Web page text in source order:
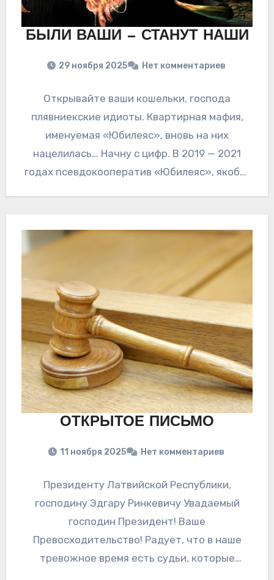
БЫЛИ ВАШИ — СТАНУТ НАШИ
29 ноября 2025 Нет комментариев
Открывайте ваши кошельки, господа
плявниекские идиоты. Квартирная мафия,
именуемая «Юбилеяс», вновь на них
нацелилась… Начну с цифр. В 2019 — 2021
годах псевдокооператив «Юбилеяс», якобы,
ОТКРЫТОЕ ПИСЬМО
11 ноября 2025 Нет комментариев
Президенту Латвийской Республики,
господину Эдгару Ринкевичу Увадаемый
господин Президент! Ваше
Превосходительство! Радует, что в наше
тревожное время есть судьи, которые